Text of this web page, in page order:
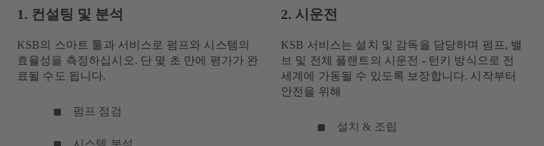
1. 컨설팅 및 분석
KSB의 스마트 툴과 서비스로 펌프와 시스템의
효율성을 측정하십시오. 단 몇 초 만에 평가가 완
료될 수도 됩니다.
펌프 점검
시스템 분석
2. 시운전
KSB 서비스는 설치 및 감독을 담당하며 펌프, 밸
브 및 전체 플랜트의 시운전 - 턴키 방식으로 전
세계에 가동될 수 있도록 보장합니다. 시작부터
안전을 위해
설치 & 조립